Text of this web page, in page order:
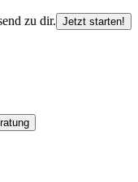
zu dir. Jetzt starten!